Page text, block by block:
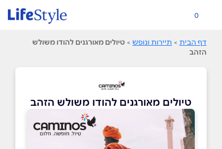
0
דף הבית > תיירות ונופש > טיולים מאורגנים להודו משולש
הזהב
טיולים מאורגנים להודו משולש הזהב